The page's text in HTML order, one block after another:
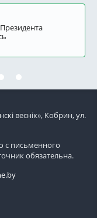
веснiк», Кобрин, ул.
с письменного
обязательна.